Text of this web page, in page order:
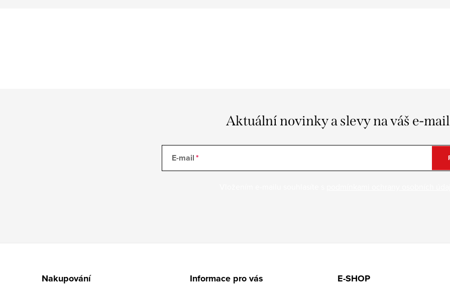
Aktuální novinky a slevy na váš e-mail
E-mail
Nakupování Informace pro vás E-SHOP